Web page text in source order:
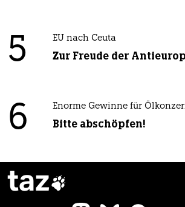
5 EU nach Ceuta
Zur Freude der
6 Enorme Gewinne für
Bitte abschöpfen!
taz